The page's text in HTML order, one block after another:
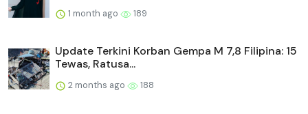
1 month ago 189
Update Terkini Korban Gempa M 7,8 Filipina: 15
Tewas, Ratusa...
2 months ago 188